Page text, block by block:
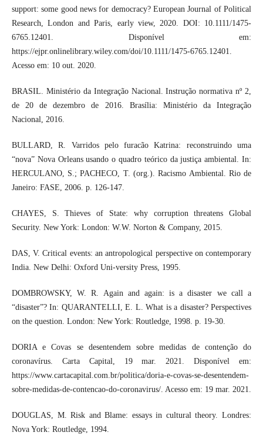
support: some good news for democracy? European Journal of Political
Research, London and Paris, early view, 2020. DOI: 10.1111/1475-
6765.12401. Disponível em:
https://ejpr.onlinelibrary.wiley.com/doi/10.1111/1475-6765.12401.
Acesso em: 10 out. 2020.
BRASIL. Ministério da Integração Nacional. Instrução normativa nº 2,
de 20 de dezembro de 2016. Brasília: Ministério da Integração
Nacional, 2016.
BULLARD, R. Varridos pelo furacão Katrina: reconstruindo uma
“nova” Nova Orleans usando o quadro teórico da justiça ambiental. In:
HERCULANO, S.; PACHECO, T. (org.). Racismo Ambiental. Rio de
Janeiro: FASE, 2006. p. 126-147.
CHAYES, S. Thieves of State: why corruption threatens Global
Security. New York: London: W.W. Norton & Company, 2015.
DAS, V. Critical events: an antropological perspective on contemporary
India. New Delhi: Oxford Uni-versity Press, 1995.
DOMBROWSKY, W. R. Again and again: is a disaster we call a
“disaster”? In: QUARANTELLI, E. L. What is a disaster? Perspectives
on the question. London: New York: Routledge, 1998. p. 19-30.
DORIA e Covas se desentendem sobre medidas de contenção do
coronavírus. Carta Capital, 19 mar. 2021. Disponível em:
https://www.cartacapital.com.br/politica/doria-e-covas-se-desentendem-
sobre-medidas-de-contencao-do-coronavirus/. Acesso em: 19 mar. 2021.
DOUGLAS, M. Risk and Blame: essays in cultural theory. Londres:
Nova York: Routledge, 1994.